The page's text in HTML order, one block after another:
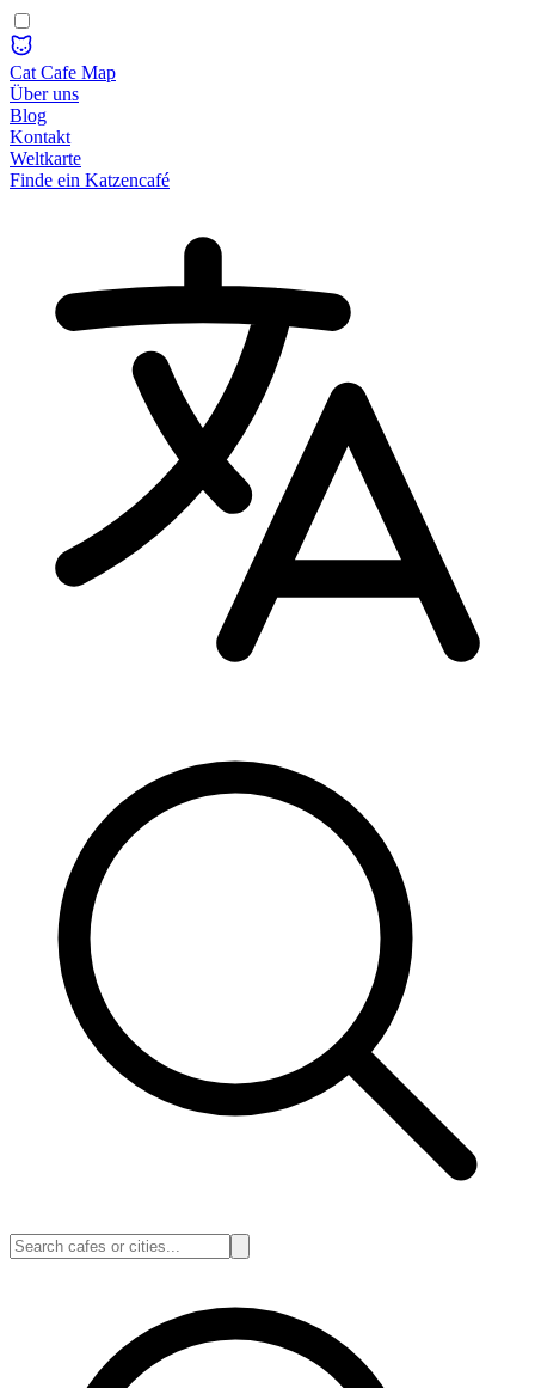
Cat Cafe Map
Über uns
Blog
Kontakt
Weltkarte
Finde ein Katzencafé